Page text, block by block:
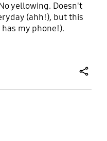
yellowing. Doesn't
(ahh!), but this
my phone!).